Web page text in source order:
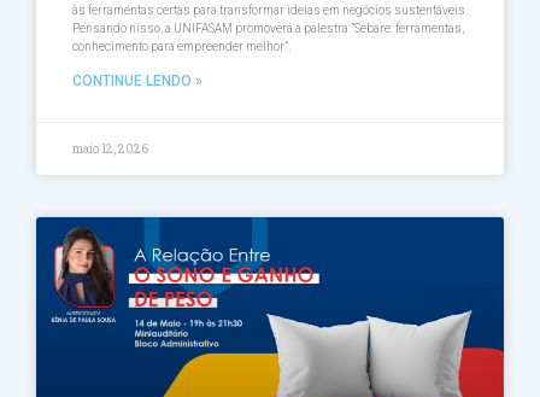
às ferramentas certas para transformar ideias em negócios sustentáveis.
Pensando nisso, a UNIFASAM promoverá a palestra ”Sebare: ferramentas,
conhecimento para empreender melhor”.
CONTINUE LENDO »
maio 12, 2026